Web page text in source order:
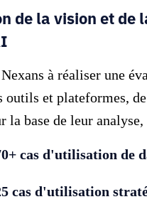
de la vision et
à réaliser une
outils et plateformes,
la base de leur analyse,
cas d'utilisation de
cas d'utilisation